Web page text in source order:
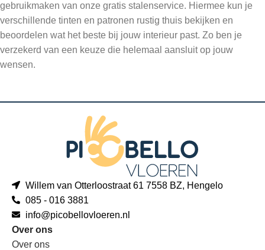
gebruikmaken van onze gratis stalenservice. Hiermee kun je
verschillende tinten en patronen rustig thuis bekijken en
beoordelen wat het beste bij jouw interieur past. Zo ben je
verzekerd van een keuze die helemaal aansluit op jouw
wensen.
Willem van Otterloostraat 61 7558 BZ, Hengelo
085 - 016 3881
info@picobellovloeren.nl
Over ons
Over ons